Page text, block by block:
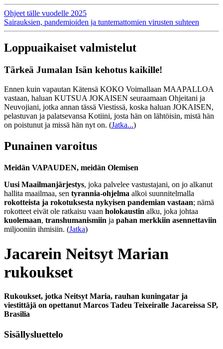
Ohjeet tälle vuodelle 2025
Sairauksien, pandemioiden ja tuntemattomien virusten suhteen
Loppuaikaiset valmistelut
Tärkeä Jumalan Isän kehotus kaikille!
Ennen kuin vapautan Kätensä KOKO Voimallaan MAAPALLOA
vastaan, haluan KUTSUA JOKAISEN seuraamaan Ohjeitani ja
Neuvojiani, jotka annan tässä Viestissä, koska haluan JOKAISEN,
pelastuvan ja palatsevansa Kotiini, josta hän on lähtöisin, mistä hän
on poistunut ja missä hän nyt on. (Jatka...)
Punainen varoitus
Meidän VAPAUDEN, meidän Olemisen
Uusi Maailmanjärjestys, joka palvelee vastustajani, on jo alkanut
hallita maailmaa, sen tyrannia-ohjelma alkoi suunnitelmalla
rokotteista ja rokotuksesta nykyisen pandemian vastaan; nämä
rokotteet eivät ole ratkaisu vaan holokaustin alku, joka johtaa
kuolemaan, transhumanismiin ja pahan merkkiin asennettaviin
miljooniin ihmisiin. (Jatka)
Jacarein Neitsyt Marian
rukoukset
Rukoukset, jotka Neitsyt Maria, rauhan kuningatar ja
viestittäjä on opettanut Marcos Tadeu Teixeiralle Jacareissa SP,
Brasilia
Sisällysluettelo